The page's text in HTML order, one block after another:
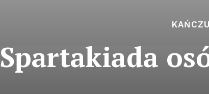
Spartakiada